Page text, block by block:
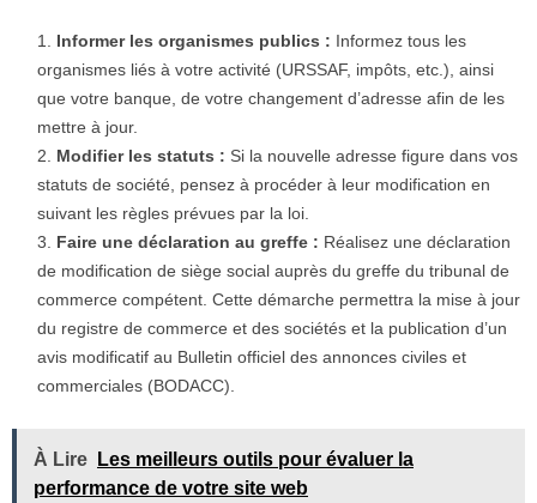
Informer les organismes publics : Informez tous les
organismes liés à votre activité (URSSAF, impôts, etc.), ainsi
que votre banque, de votre changement d’adresse afin de les
mettre à jour.
Modifier les statuts : Si la nouvelle adresse figure dans vos
statuts de société, pensez à procéder à leur modification en
suivant les règles prévues par la loi.
Faire une déclaration au greffe : Réalisez une déclaration
de modification de siège social auprès du greffe du tribunal de
commerce compétent. Cette démarche permettra la mise à jour
du registre de commerce et des sociétés et la publication d’un
avis modificatif au Bulletin officiel des annonces civiles et
commerciales (BODACC).
À Lire
Les meilleurs outils pour évaluer la
performance de votre site web